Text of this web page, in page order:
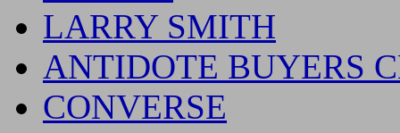
LARRY SMITH
ANTIDOTE BUYERS
CONVERSE